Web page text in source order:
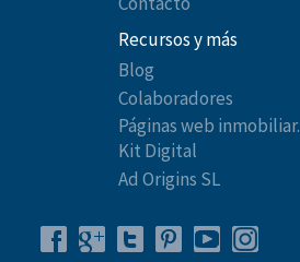
Recursos y más
Blog
Colaboradores
Páginas web inmobiliar.
Kit Digital
Ad Origins SL